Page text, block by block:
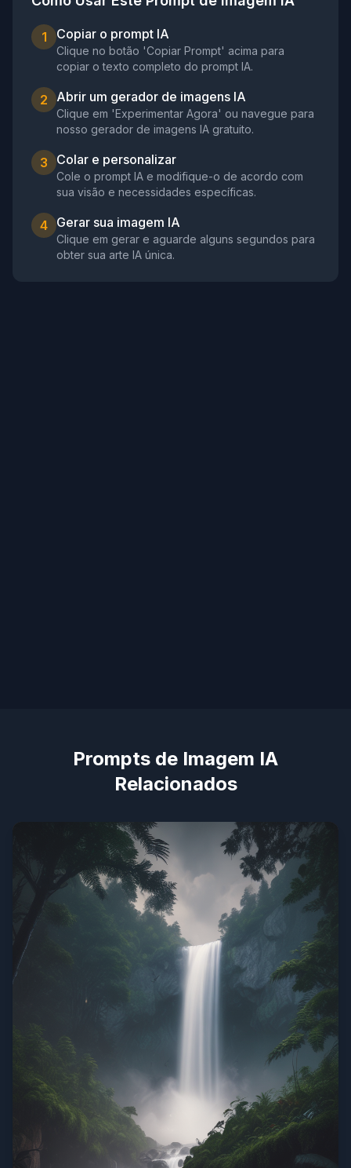
1 Copiar o prompt IA
Clique no botão 'Copiar Prompt' acima para
copiar o texto completo do prompt IA.
2 Abrir um gerador de imagens IA
Clique em 'Experimentar Agora' ou navegue para
nosso gerador de imagens IA gratuito.
3 Colar e personalizar
Cole o prompt IA e modifique-o de acordo com
sua visão e necessidades específicas.
4 Gerar sua imagem IA
Clique em gerar e aguarde alguns segundos para
obter sua arte IA única.
Prompts de Imagem IA
Relacionados